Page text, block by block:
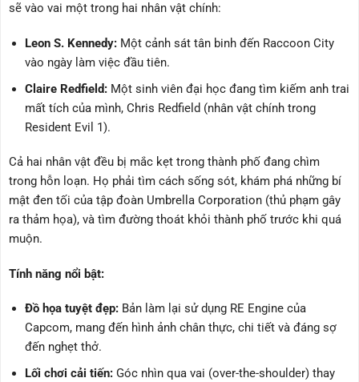
sẽ vào vai một trong hai nhân vật chính:
Leon S. Kennedy:Một cảnh sát tân binh đến Raccoon City
vào ngày làm việc đầu tiên.
Claire Redfield:Một sinh viên đại học đang tìm kiếm anh trai
mất tích của mình, Chris Redfield (nhân vật chính trong
Resident Evil 1).
Cả hai nhân vật đều bị mắc kẹt trong thành phố đang chìm
trong hỗn loạn. Họ phải tìm cách sống sót, khám phá những bí
mật đen tối của tập đoàn Umbrella Corporation (thủ phạm gây
ra thảm họa), và tìm đường thoát khỏi thành phố trước khi quá
muộn.
Tính năng nổi bật:
Đồ họa tuyệt đẹp:Bản làm lại sử dụng RE Engine của
Capcom, mang đến hình ảnh chân thực, chi tiết và đáng sợ
đến nghẹt thở.
Lối chơi cải tiến:Góc nhìn qua vai (over-the-shoulder) thay